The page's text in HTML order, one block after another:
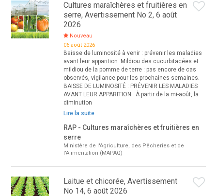
Cultures maraîchères et fruitières en
serre, Avertissement No 2, 6 août
2026
Nouveau
06 août 2026
Baisse de luminosité à venir : prévenir les maladies
avant leur apparition. Mildiou des cucurbitacées et
mildiou de la pomme de terre : pas encore de cas
observés, vigilance pour les prochaines semaines.
BAISSE DE LUMINOSITÉ : PRÉVENIR LES MALADIES
AVANT LEUR APPARITION À partir de la mi-août, la
diminution
Lire la suite
RAP - Cultures maraîchères et fruitières en
serre
Ministère de l'Agriculture, des Pêcheries et de
l'Alimentation (MAPAQ)
Laitue et chicorée, Avertissement
No 14, 6 août 2026